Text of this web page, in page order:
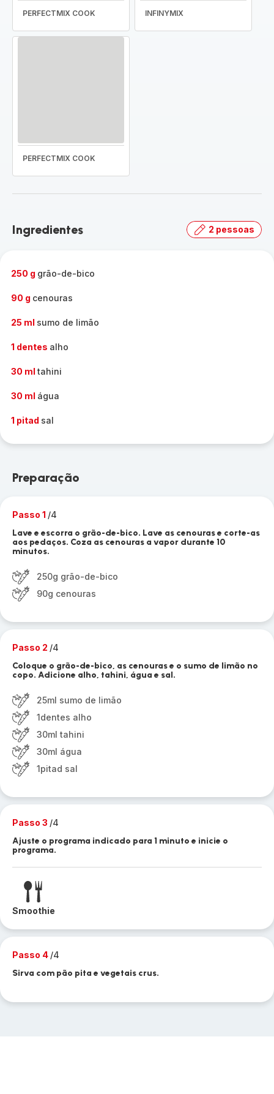
PERFECTMIX COOK INFINYMIX
PERFECTMIX COOK
Ingredientes 2 pessoas
250 g grão-de-bico
90 g cenouras
25 ml sumo de limão
1 dentes alho
30 ml tahini
30 ml água
1 pitad sal
Preparação
Passo 1 /4
Lave e escorra o grão-de-bico. Lave as cenouras e corte-as
aos pedaços. Coza as cenouras a vapor durante 10
minutos.
250g grão-de-bico
90g cenouras
Passo 2 /4
Coloque o grão-de-bico, as cenouras e o sumo de limão no
copo. Adicione alho, tahini, água e sal.
25ml sumo de limão
1dentes alho
30ml tahini
30ml água
1pitad sal
Passo 3 /4
Ajuste o programa indicado para 1 minuto e inicie o
programa.
Smoothie
Passo 4 /4
Sirva com pão pita e vegetais crus.